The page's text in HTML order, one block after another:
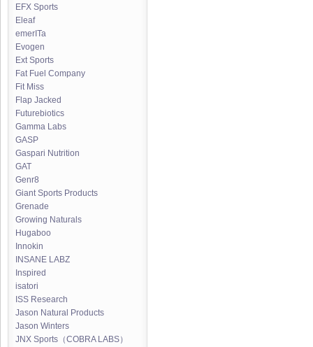
EFX Sports
Eleaf
emerITa
Evogen
Ext Sports
Fat Fuel Company
Fit Miss
Flap Jacked
Futurebiotics
Gamma Labs
GASP
Gaspari Nutrition
GAT
Genr8
Giant Sports Products
Grenade
Growing Naturals
Hugaboo
Innokin
INSANE LABZ
Inspired
isatori
ISS Research
Jason Natural Products
Jason Winters
JNX Sports（COBRA LABS）